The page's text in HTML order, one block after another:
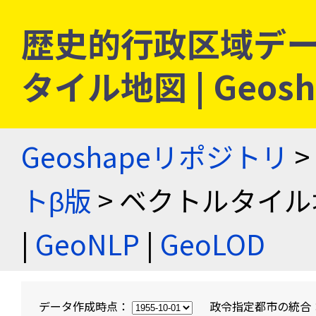
歴史的行政区域デ
タイル地図 |
Geoshapeリポジトリ >
トβ版 > ベクトルタイ
| GeoNLP | GeoLOD
データ作成時点： 政令指定都市の統